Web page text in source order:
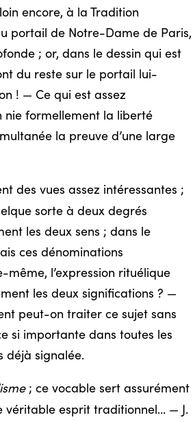
encore, à la Tradition
portail de Notre-Dame de Paris,
; or, dans le dessin qui est
du reste sur le portail lui-
! — Ce qui est assez
nie formellement la liberté
la preuve d’une large
des vues assez intéressantes ;
sorte à deux degrés
les deux sens ; dans le
ces dénominations
l’expression rituélique
les deux significations ? —
peut-on traiter ce sujet sans
si importante dans toutes les
déjà signalée.
; ce vocable sert assurément
véritable esprit traditionnel… — J.